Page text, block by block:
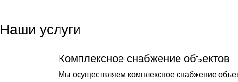
Наши услуги
Комплексное снабжение объектов
Мы осуществляем комплексное снабжение